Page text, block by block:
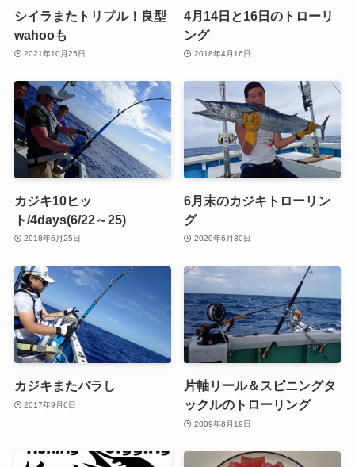
シイラまたトリプル！良型
wahooも
2021年10月25日
4月14日と16日のトローリ
ング
2018年4月16日
カジキ10ヒッ
ト/4days(6/22～25)
2018年6月25日
6月末のカジキトローリン
グ
2020年6月30日
カジキまたバラし
2017年9月6日
片軸リール＆スピニングタ
ックルのトローリング
2009年8月19日